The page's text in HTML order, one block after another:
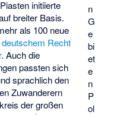
n
G
e
bi
et
e
n
P
ol
initiierte
breiter Basis.
als 100 neue
deutschem Recht
. Auch die
passten sich
sprachlich den
Zuwanderern
der großen